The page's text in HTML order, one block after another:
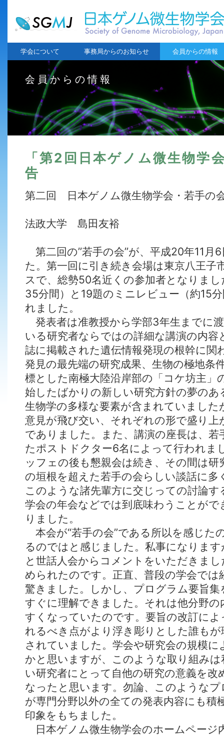
学会について 事務局からのお知らせ 会員からの情報
会員からの情報
「第2回日本ゲノム微生物学
告
第二回 日本ゲノム微生物学会・若手の
法政大学 島田友裕
第二回の’’若手の会’’が、平成20年11
た。第一回に引き続き会場は東京八王子
スで、総勢50名近くの参加者となりま
35分間）と19題のミニレビュー（約15
れました。
発表者は准教授から学部3年生までに
いる研究者ならではの詳細な講演の内
誌に掲載された遺伝情報発現の根幹に
発見の最先端の研究成果、生物の極地条
標とした南極大陸沿岸部の「コケ坊主」
始したばかりの新しい研究方針の夢の
生物学の多様な要素が含まれていまし
意見が飛び交い、それぞれの形で盛り
でありました。また、講演の座長は、
たポストドクター6名によって行われま
ッフェの後も懇親会は続き、その間は
の垣根を超えた若手の会らしい談話に
このような諸先輩方に交じっての討論
学会の年会などでは到底味わうことが
りました。
本会が“若手の会”である所以を感じた
るのではと感じました。私事になりま
と世話人会からコメントをいただきま
められたのです。正直、普段の学会で
驚きました。しかし、プログラム要旨
すぐに理解できました。それは他分野
すくなっていたのです。要旨の改訂に
れるべき点がより浮き彫りとした誰も
されていました。学会や研究会の規模
かと思いますが、このような取り組み
い研究者にとって自他の研究の意義を改
なったと思います。勿論、このような
が専門分野以外の全ての発表内容にも積
印象をもちました。
日本ゲノム微生物学会のホームページ